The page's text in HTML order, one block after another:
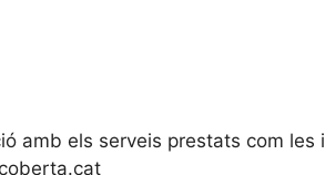
amb els serveis prestats com